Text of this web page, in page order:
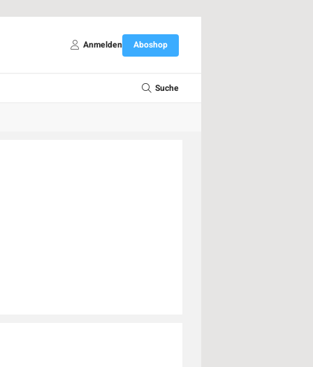
Anmelden Aboshop
Suche